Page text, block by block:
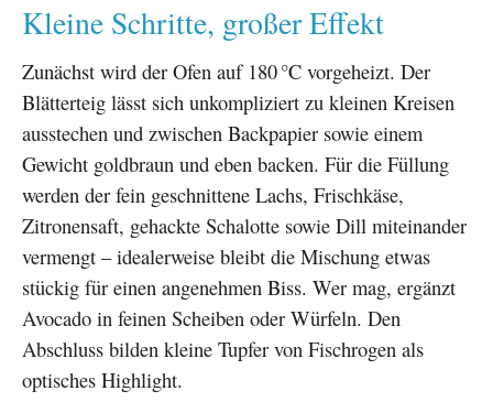
Kleine Schritte, großer Effekt
Zunächst wird der Ofen auf 180 °C vorgeheizt. Der
Blätterteig lässt sich unkompliziert zu kleinen Kreisen
ausstechen und zwischen Backpapier sowie einem
Gewicht goldbraun und eben backen. Für die Füllung
werden der fein geschnittene Lachs, Frischkäse,
Zitronensaft, gehackte Schalotte sowie Dill miteinander
vermengt – idealerweise bleibt die Mischung etwas
stückig für einen angenehmen Biss. Wer mag, ergänzt
Avocado in feinen Scheiben oder Würfeln. Den
Abschluss bilden kleine Tupfer von Fischrogen als
optisches Highlight.